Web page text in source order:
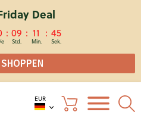
Deal
09 11 45
EUR